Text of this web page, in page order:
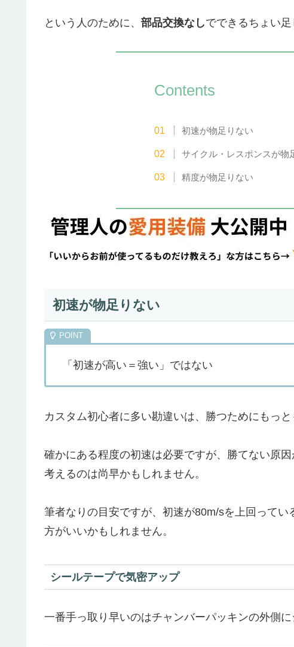
という人のために、 部品交換なしでできるちょい足
Contents
初速が物足りない
サイクル・レスポンスが物
精度が物足りない
初速が物足りない
「初速が高い＝強い」ではない
カスタム初心者に多い勘違いは、勝つためにもっ
確かにある程度の初速は必要ですが、勝てない原
考えるのは尚早かもしれません。
筆者なりの目安ですが、初速が80m/sを上回って
方がいいかもしれません。
シールテープで気密アップ
一番手っ取り早いのはチャンバーパッキンの外側に